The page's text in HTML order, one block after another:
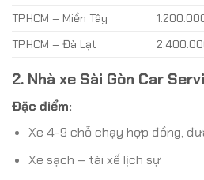
TP.HCM – Miền Tây
TP.HCM – Đà Lạt
2. Nhà xe Sài Gòn Car
Đặc điểm:
Xe 4-9 chỗ chạy hợp đồng,
Xe sạch – tài xế lịch sự